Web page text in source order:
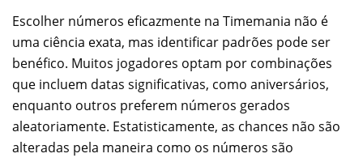
Escolher números eficazmente na Timemania não é
uma ciência exata, mas identificar padrões pode ser
benéfico. Muitos jogadores optam por combinações
que incluem datas significativas, como aniversários,
enquanto outros preferem números gerados
aleatoriamente. Estatisticamente, as chances não são
alteradas pela maneira como os números são